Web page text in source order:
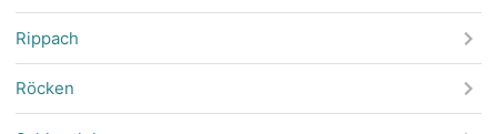
Rippach
Röcken